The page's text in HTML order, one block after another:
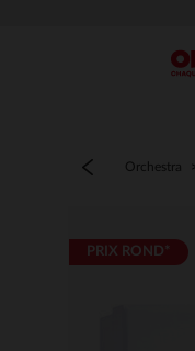
Menu
Orchestra
PRIX ROND*